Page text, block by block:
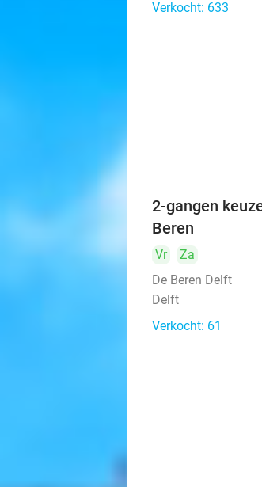
Verkocht: 633
2-gangen
Beren
Vr
Za
De Beren Delft
Delft
Verkocht: 61